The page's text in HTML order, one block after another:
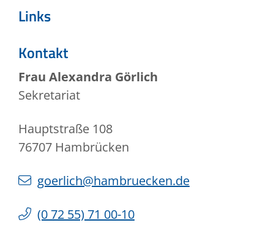
Links
Kontakt
Frau Alexandra Görlich
Sekretariat
Hauptstraße 108
76707 Hambrücken
goerlich@hambruecken.de
(072 55) 71 00-10